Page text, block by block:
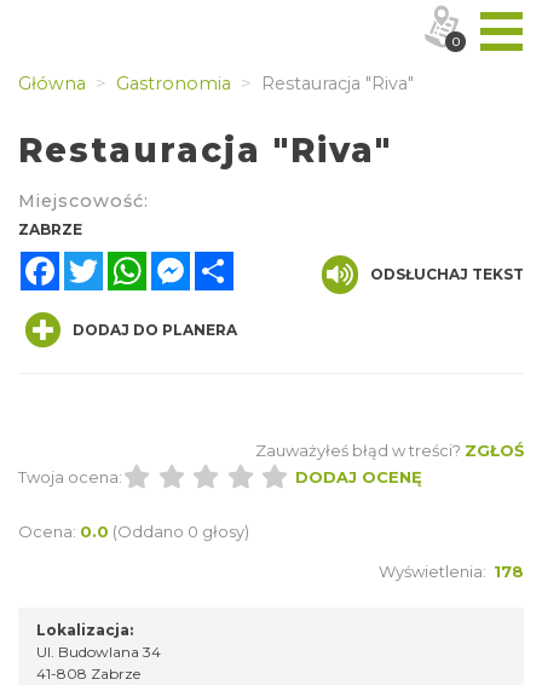
Główna Gastronomia Restauracja "Riva"
Restauracja "Riva"
Miejscowość:
ZABRZE
FacebookTwitterWhatsAppMessenger
ODSŁUCHAJ TEKST
DODAJ DO PLANERA
Zauważyłeś błąd w treści? ZGŁOŚ
Twoja ocena:
DODAJ OCENĘ
Ocena: 0.0 (Oddano 0 głosy)
Wyświetlenia: 178
Lokalizacja:
Ul. Budowlana 34
41-808 Zabrze
0